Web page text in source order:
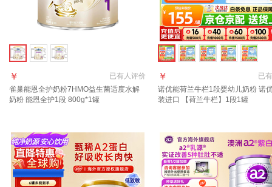
已有人评价
￥
雀巢能恩全护奶粉7HMO益生菌适度水解
奶粉 能恩全护1段 800g*1罐
已有
￥
诺优能荷兰牛栏1段婴幼儿奶粉 诺
装进口 【荷兰牛栏】1段1罐